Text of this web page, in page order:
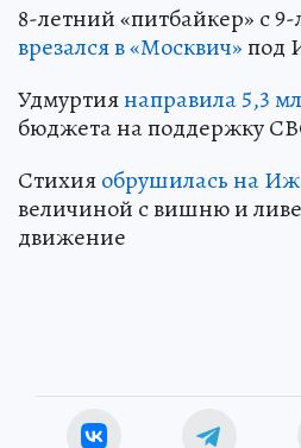
8-летний «питбайкер» с
врезался в «Москвич»под
Удмуртиянаправила 5,3
бюджета на поддержку
Стихияобрушилась на
величиной с вишню и
движение